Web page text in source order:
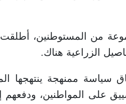
من المستوطنين،
الزراعية هناك.
سياسة ممنهجة ينتهجها
على المواطنين،